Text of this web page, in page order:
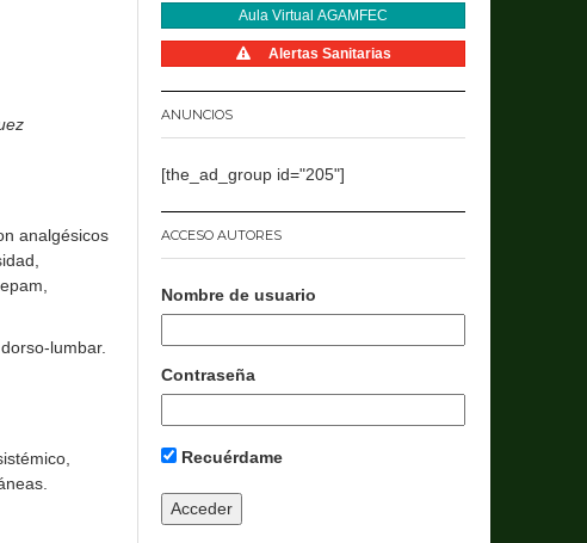
analgésicos
lumbar.
Aula Virtual AGAMFEC
Alertas Sanitarias
ANUNCIOS
[the_ad_group id="205"]
ACCESO AUTORES
Nombre de usuario
Contraseña
Recuérdame